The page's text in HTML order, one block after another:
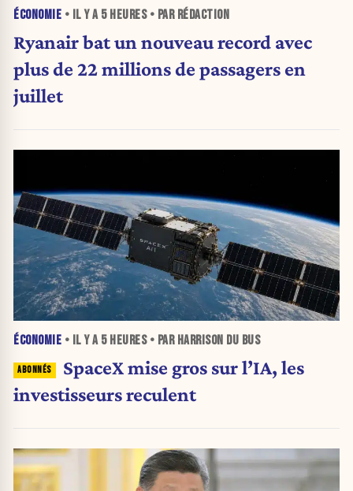
ÉCONOMIE • IL Y A 5 HEURES• PAR RÉDACTION
Ryanair bat un nouveau record avec
plus de 22 millions de passagers en
juillet
ÉCONOMIE • IL Y A 5 HEURES• PAR HARRISON DU BUS
SpaceX mise gros sur l’IA, les
investisseurs reculent